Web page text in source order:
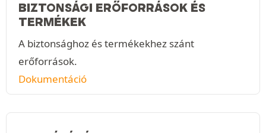
BIZTONSÁGI ERŐFORRÁSOK ÉS
TERMÉKEK
A biztonsághoz és termékekhez szánt
erőforrások.
Dokumentáció